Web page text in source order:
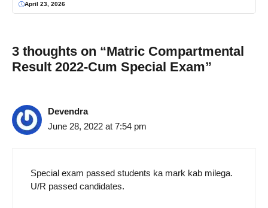
April 23, 2026
3 thoughts on “Matric Compartmental
Result 2022-Cum Special Exam”
Devendra
June 28, 2022 at 7:54 pm
Special exam passed students ka mark kab milega.
U/R passed candidates.